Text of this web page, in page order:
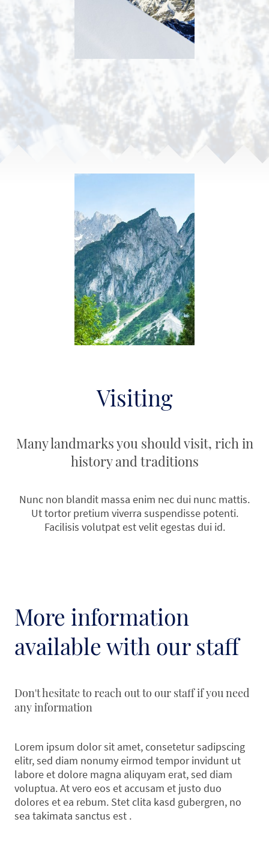
Visiting
Many landmarks you should visit, rich in
history and traditions
Nunc non blandit massa enim nec dui nunc mattis.
Ut tortor pretium viverra suspendisse potenti.
Facilisis volutpat est velit egestas dui id.
More information
available with our staff
Don't hesitate to reach out to our staff if you need
any information
Lorem ipsum dolor sit amet, consetetur sadipscing
elitr, sed diam nonumy eirmod tempor invidunt ut
labore et dolore magna aliquyam erat, sed diam
voluptua. At vero eos et accusam et justo duo
dolores et ea rebum. Stet clita kasd gubergren, no
sea takimata sanctus est .